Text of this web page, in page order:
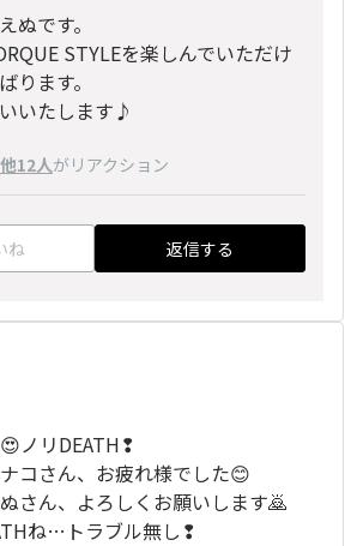
ぬです。
STYLEを楽しんでいただけ
ります。
いたします♪
他12人がリアクション
ね 返信する
ノリDEATH❢
コさん、お疲れ様でした😊
さん、よろしくお願いします🙇
ね…トラブル無し❢